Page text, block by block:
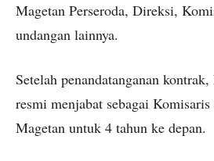
Magetan Perseroda, Direksi,
undangan lainnya.
Setelah penandatanganan
resmi menjabat sebagai
Magetan untuk 4 tahun ke depan.